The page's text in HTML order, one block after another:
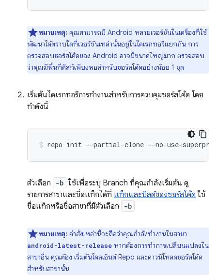
หมายเหตุ: คุณสามารถมี Android หลายเวอร์ชันในเครื่องที่ใช้
พัฒนาได้ตราบใดที่เวอร์ชันเหล่านั้นอยู่ในไดเรกทอรีแยกกัน การ
ตรวจสอบซอร์สโค้ดของ Android อาจมีขนาดใหญ่มาก ตรวจสอบ
ว่าคุณมีพื้นที่ดิสก์เพียงพอสำหรับซอร์สโค้ดอย่างน้อย 1 ชุด
เริ่มต้นไดเรกทอรีการทำงานสำหรับการควบคุมซอร์สโค้ด โดย
ทำดังนี้
repo init --partial-clone --no-use-
ตัวเลือก -b ใช้เพื่อระบุ Branch ที่คุณกำลังเริ่มต้น ดู
รายการสาขาและชื่อแท็กได้ที่ แท็กและบิลด์ของซอร์สโค้ด ใช้
ชื่อแท็กหรือชื่อสาขาที่มีตัวเลือก
-b
หมายเหตุ: คำสั่งเหล่านี้จะถือว่าคุณกำลังทำงานในสาขา
android-latest-release หากต้องการทำการเปลี่ยนแปลงใน
สาขาอื่น คุณต้อง เริ่มต้นไคลเอ็นต์ Repo และดาวน์โหลดซอร์สโค้ด
สำหรับสาขานั้น